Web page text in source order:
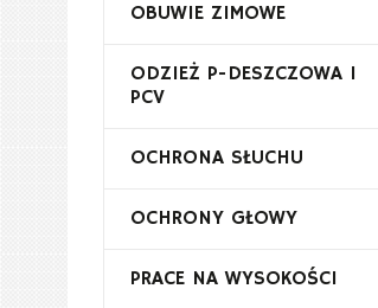
OBUWIE ZIMOWE
ODZIEŻ P-DESZCZOWA I
PCV
OCHRONA SŁUCHU
OCHRONY GŁOWY
PRACE NA WYSOKOŚCI